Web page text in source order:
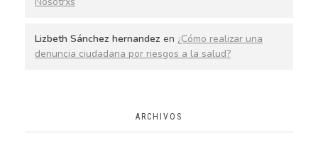
Lizbeth Sánchez hernandez en ¿Cómo realizar una
denuncia ciudadana por riesgos a la salud?
ARCHIVOS